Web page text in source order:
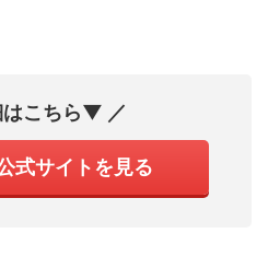
こちら▼ ／
式サイトを見る